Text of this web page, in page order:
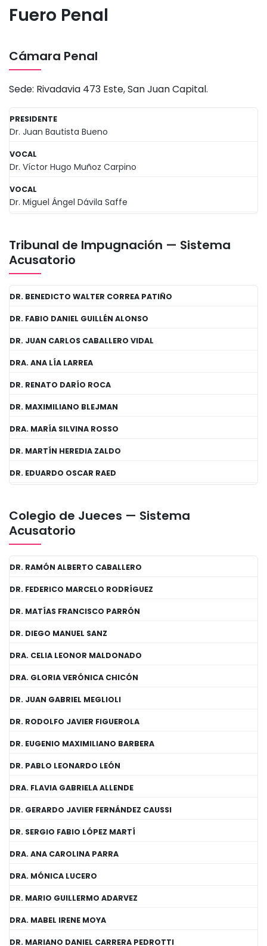
Fuero Penal
Cámara Penal
Sede: Rivadavia 473 Este, San Juan Capital.
PRESIDENTE
Dr. Juan Bautista Bueno
VOCAL
Dr. Víctor Hugo Muñoz Carpino
VOCAL
Dr. Miguel Ángel Dávila Saffe
Tribunal de Impugnación — Sistema
Acusatorio
DR. BENEDICTO WALTER CORREA PATIÑO
DR. FABIO DANIEL GUILLÉN ALONSO
DR. JUAN CARLOS CABALLERO VIDAL
DRA. ANA LÍA LARREA
DR. RENATO DARÍO ROCA
DR. MAXIMILIANO BLEJMAN
DRA. MARÍA SILVINA ROSSO
DR. MARTÍN HEREDIA ZALDO
DR. EDUARDO OSCAR RAED
Colegio de Jueces — Sistema
Acusatorio
DR. RAMÓN ALBERTO CABALLERO
DR. FEDERICO MARCELO RODRÍGUEZ
DR. MATÍAS FRANCISCO PARRÓN
DR. DIEGO MANUEL SANZ
DRA. CELIA LEONOR MALDONADO
DRA. GLORIA VERÓNICA CHICÓN
DR. JUAN GABRIEL MEGLIOLI
DR. RODOLFO JAVIER FIGUEROLA
DR. EUGENIO MAXIMILIANO BARBERA
DR. PABLO LEONARDO LEÓN
DRA. FLAVIA GABRIELA ALLENDE
DR. GERARDO JAVIER FERNÁNDEZ CAUSSI
DR. SERGIO FABIO LÓPEZ MARTÍ
DRA. ANA CAROLINA PARRA
DRA. MÓNICA LUCERO
DR. MARIO GUILLERMO ADARVEZ
DRA. MABEL IRENE MOYA
DR. MARIANO DANIEL CARRERA PEDROTTI